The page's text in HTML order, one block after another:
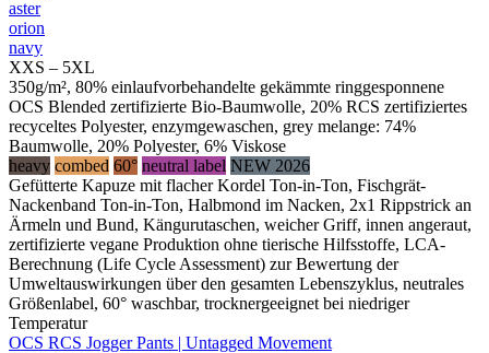
aster
orion
navy
XXS – 5XL
350g/m², 80% einlaufvorbehandelte gekämmte ringgesponnene
OCS Blended zertifizierte Bio-Baumwolle, 20% RCS zertifiziertes
recyceltes Polyester, enzymgewaschen, grey melange: 74%
Baumwolle, 20% Polyester, 6% Viskose
heavy combed 60° neutral label NEW 2026
Gefütterte Kapuze mit flacher Kordel Ton-in-Ton, Fischgrät-
Nackenband Ton-in-Ton, Halbmond im Nacken, 2x1 Rippstrick an
Ärmeln und Bund, Kängurutaschen, weicher Griff, innen angeraut,
zertifizierte vegane Produktion ohne tierische Hilfsstoffe, LCA-
Berechnung (Life Cycle Assessment) zur Bewertung der
Umweltauswirkungen über den gesamten Lebenszyklus, neutrales
Größenlabel, 60° waschbar, trocknergeeignet bei niedriger
Temperatur
OCS RCS Jogger Pants | Untagged Movement